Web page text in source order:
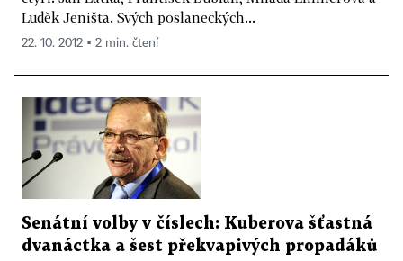
Luděk Jeništa. Svých poslaneckých...
22. 10. 2012 ▪ 2 min. čtení
Senátní volby v číslech: Kuberova šťastná
dvanáctka a šest překvapivých propadáků